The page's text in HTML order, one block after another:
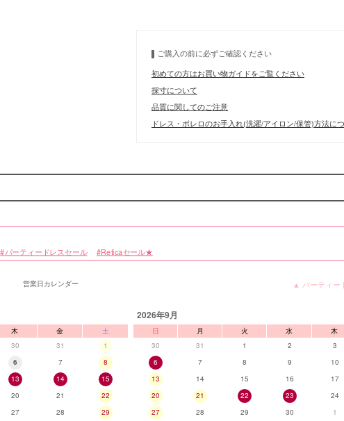
ご購入の前に必ずご確認ください
初めての方はお買い物ガイドをご覧ください
採寸について
品質に関してのご注意
ドレス・ボレロのお手入れ(洗濯/アイロン/保管)方法に
パーティードレスセール Reticaセール★
▲ パーティー
営業日カレンダー
木 金
土
30 31
1
6 7
8
13 14
15
20 21
22
27 28 29
2026年9月
日 月 火 水 木
30
31 1 2 3
6
7 8 9 10
13
14 15 16 17
20
21 22 23 24
27
28 29 30 1